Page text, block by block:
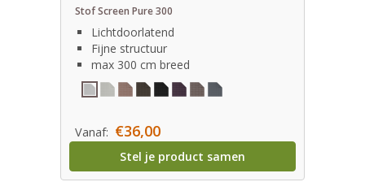
Stof Screen Pure 300
Lichtdoorlatend
Fijne structuur
max 300 cm breed
Vanaf: €36,00
Stel je product samen